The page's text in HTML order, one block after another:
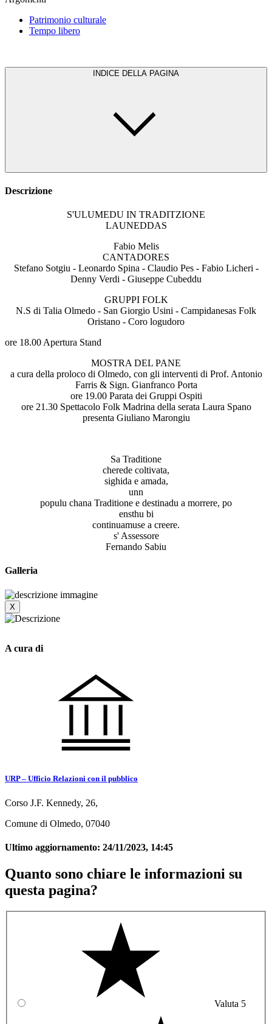
Patrimonio culturale
Tempo libero
INDICE DELLA PAGINA
Descrizione
S'ULUMEDU IN TRADITZIONE
LAUNEDDAS
Fabio Melis
CANTADORES
Stefano Sotgiu - Leonardo Spina - Claudio Pes - Fabio Licheri -
Denny Verdi - Giuseppe Cubeddu
GRUPPI FOLK
N.S di Talia Olmedo - San Giorgio Usini - Campidanesas Folk
Oristano - Coro logudoro
ore 18.00 Apertura Stand
MOSTRA DEL PANE
a cura della proloco di Olmedo, con gli interventi di Prof. Antonio
Farris & Sign. Gianfranco Porta
ore 19.00 Parata dei Gruppi Ospiti
ore 21.30 Spettacolo Folk Madrina della serata Laura Spano
presenta Giuliano Marongiu
Sa Traditione
cherede coltivata,
sighida e amada,
unn
populu chana Traditione e destinadu a morrere, po
ensthu bi
continuamuse a creere.
s' Assessore
Fernando Sabiu
Galleria
X
A cura di
URP – Ufficio Relazioni con il pubblico
Corso J.F. Kennedy, 26,
Comune di Olmedo, 07040
Ultimo aggiornamento: 24/11/2023, 14:45
Quanto sono chiare le informazioni su
questa pagina?
Valuta 5